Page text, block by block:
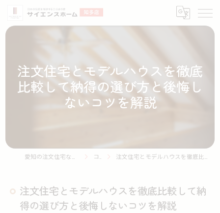
注文住宅とモデルハウスを徹底
比較して納得の選び方と後悔し
ないコツを解説
コラム 注文住宅とモデルハウスを徹底比較して納得の選び方と後悔しないコツを解説
注文住宅とモデルハウスを徹底比較して納
得の選び方と後悔しないコツを解説